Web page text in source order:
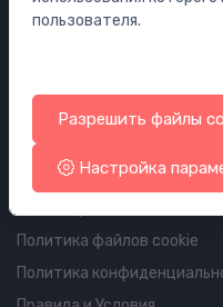
Водостоки для пола и
Информация об
Ваш аккаунт
Ваши заказы
Политика файлов cookie
Политика
пользователя.
Разрешить файлы
Настройка